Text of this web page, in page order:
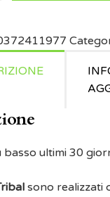
basso ultimi 30
sono realizzati